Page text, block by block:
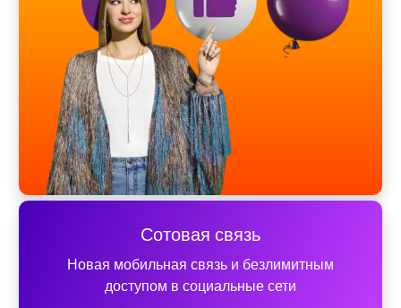
Сотовая связь
Новая мобильная связь и безлимитным
доступом в социальные сети